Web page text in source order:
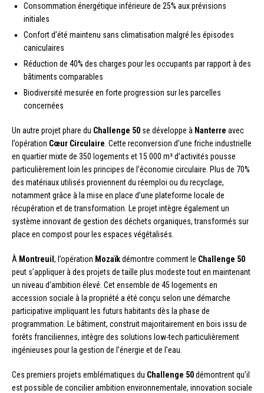
Consommation énergétique inférieure de 25% aux prévisions
initiales
Confort d’été maintenu sans climatisation malgré les épisodes
caniculaires
Réduction de 40% des charges pour les occupants par rapport à des
bâtiments comparables
Biodiversité mesurée en forte progression sur les parcelles
concernées
Un autre projet phare du Challenge 50 se développe à Nanterre avec
l’opération Cœur Circulaire . Cette reconversion d’une friche industrielle
en quartier mixte de 350 logements et 15 000 m² d’activités pousse
particulièrement loin les principes de l’économie circulaire. Plus de 70%
des matériaux utilisés proviennent du réemploi ou du recyclage,
notamment grâce à la mise en place d’une plateforme locale de
récupération et de transformation. Le projet intègre également un
système innovant de gestion des déchets organiques, transformés sur
place en compost pour les espaces végétalisés.
À Montreuil , l’opération Mozaïkdémontre comment le Challenge 50
peut s’appliquer à des projets de taille plus modeste tout en maintenant
un niveau d’ambition élevé. Cet ensemble de 45 logements en
accession sociale à la propriété a été conçu selon une démarche
participative impliquant les futurs habitants dès la phase de
programmation. Le bâtiment, construit majoritairement en bois issu de
forêts franciliennes, intègre des solutions low-tech particulièrement
ingénieuses pour la gestion de l’énergie et de l’eau.
Ces premiers projets emblématiques du Challenge 50démontrent qu’il
est possible de concilier ambition environnementale, innovation sociale